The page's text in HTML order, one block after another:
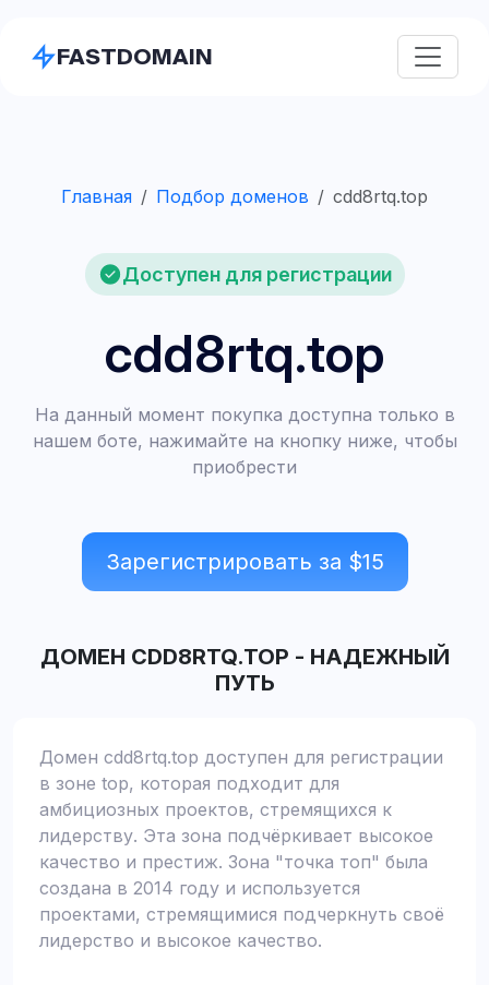
FASTDOMAIN
Главная Подбор доменов cdd8rtq.top
Доступен для регистрации
cdd8rtq.top
На данный момент покупка доступна только в
нашем боте, нажимайте на кнопку ниже, чтобы
приобрести
Зарегистрировать за $15
ДОМЕН CDD8RTQ.TOP - НАДЕЖНЫЙ
ПУТЬ
Домен cdd8rtq.top доступен для регистрации
в зоне top, которая подходит для
амбициозных проектов, стремящихся к
лидерству. Эта зона подчёркивает высокое
качество и престиж. Зона "точка топ" была
создана в 2014 году и используется
проектами, стремящимися подчеркнуть своё
лидерство и высокое качество.